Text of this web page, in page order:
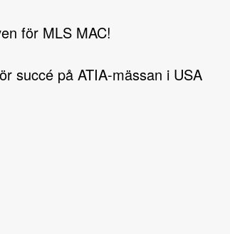
för MLS MAC!
succé på ATIA-mässan i USA